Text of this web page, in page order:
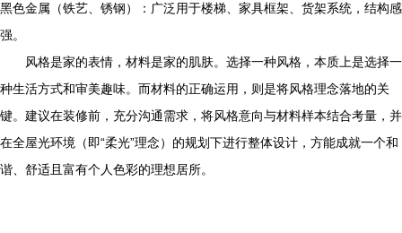
黑色金属（铁艺、锈钢）：广泛用于楼梯、家具框架、货架系统，结构感
强。
风格是家的表情，材料是家的肌肤。选择一种风格，本质上是选择一
种生活方式和审美趣味。而材料的正确运用，则是将风格理念落地的关
键。建议在装修前，充分沟通需求，将风格意向与材料样本结合考量，并
在全屋光环境（即“柔光”理念）的规划下进行整体设计，方能成就一个和
谐、舒适且富有个人色彩的理想居所。